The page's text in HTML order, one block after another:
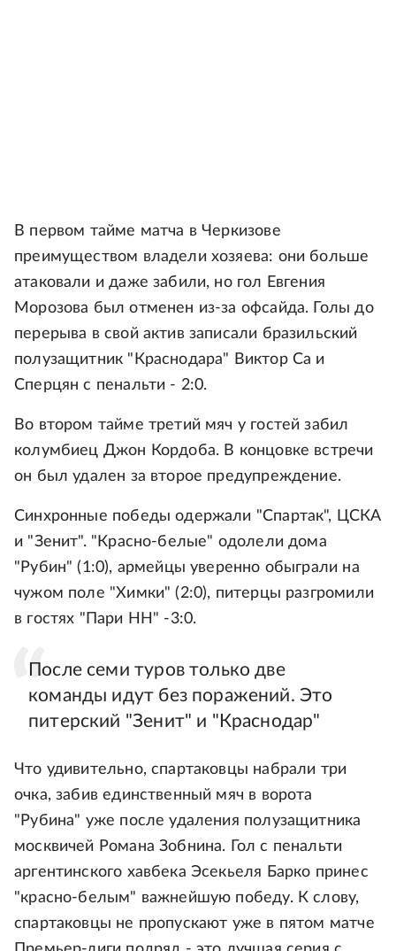
В первом тайме матча в Черкизове
преимуществом владели хозяева: они больше
атаковали и даже забили, но гол Евгения
Морозова был отменен из-за офсайда. Голы до
перерыва в свой актив записали бразильский
полузащитник "Краснодара" Виктор Са и
Сперцян с пенальти - 2:0.
Во втором тайме третий мяч у гостей забил
колумбиец Джон Кордоба. В концовке встречи
он был удален за второе предупреждение.
Синхронные победы одержали "Спартак", ЦСКА
и "Зенит". "Красно-белые" одолели дома
"Рубин" (1:0), армейцы уверенно обыграли на
чужом поле "Химки" (2:0), питерцы разгромили
в гостях "Пари НН" -3:0.
После семи туров только две
команды идут без поражений. Это
питерский "Зенит" и "Краснодар"
Что удивительно, спартаковцы набрали три
очка, забив единственный мяч в ворота
"Рубина" уже после удаления полузащитника
москвичей Романа Зобнина. Гол с пенальти
аргентинского хавбека Эсекьеля Барко принес
"красно-белым" важнейшую победу. К слову,
спартаковцы не пропускают уже в пятом матче